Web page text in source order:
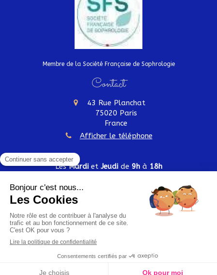
Membre de la Société Française de Sophrologie
Contact
43 Rue Planchat
75020 Paris
France
Afficher le téléphone
LesMardiet Jeudide 9hà 18h
Mentions légales
Création et référencement du site par Simplébo
Site partenaire deInstitut Cassiopée
Retrouvez Sokchearta sur Resalib : annuaire, référencement et prise de rendez-vous pour les